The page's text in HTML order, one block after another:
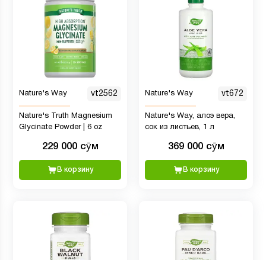
Nature's Way vt2562
Nature's Truth Magnesium
Glycinate Powder | 6 oz
229 000 сӯм
В корзину
Nature's Way vt672
Nature's Way, алоэ вера,
сок из листьев, 1 л
369 000 сӯм
В корзину